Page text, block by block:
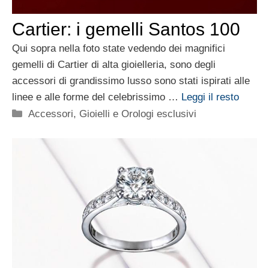
Cartier: i gemelli Santos 100
Qui sopra nella foto state vedendo dei magnifici
gemelli di Cartier di alta gioielleria, sono degli
accessori di grandissimo lusso sono stati ispirati alle
linee e alle forme del celebrissimo … Leggi il resto
Categorie
Accessori, Gioielli e Orologi esclusivi